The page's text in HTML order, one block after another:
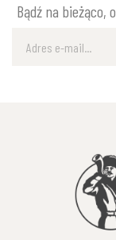
Bądź na